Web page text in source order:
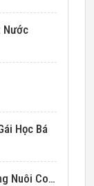
Nước
Học Bá
Thập Niên 70 Trở Thành Nữ Xứng Nuôi Con Làm Giàu